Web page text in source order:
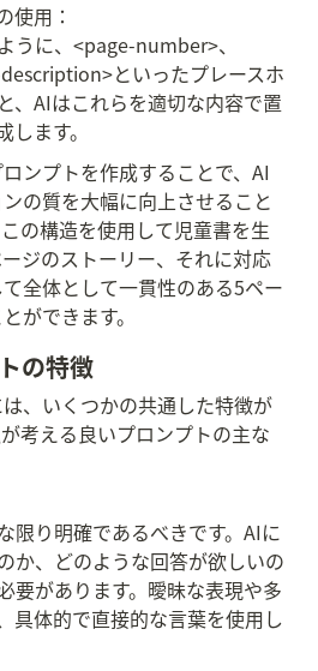
使用：
うに、<page-number>、
といったプレースホ
、AIはこれらを適切な内容で置
ます。
ンプトを作成することで、AI
の質を大幅に向上させること
の構造を使用して児童書を生
ジのストーリー、それに対応
全体として一貫性のある5ペー
ができます。
の特徴
、いくつかの共通した特徴が
考える良いプロンプトの主な
限り明確であるべきです。AIに
か、どのような回答が欲しいの
要があります。曖昧な表現や多
具体的で直接的な言葉を使用し